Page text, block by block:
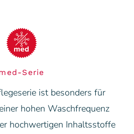
Serie
ist besonders für
hohen Waschfrequenz
hochwertigen Inhaltsstoffe